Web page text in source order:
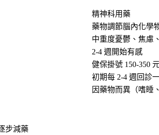
精神科用藥
藥物調節腦內化學
中重度憂鬱、焦慮
2-4 週開始有感
健保掛號 150-350
初期每 2-4 週回診
因藥物而異（嗜睡
步減藥